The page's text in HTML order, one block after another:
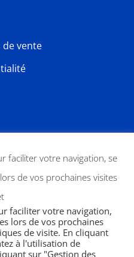
de vente
faciliter votre navigation, se
de vos prochaines visites
faciliter votre navigation,
lors de vos prochaines
de visite. En cliquant
à l'utilisation de
sur "Gestion des